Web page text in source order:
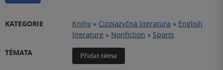
KATEGORIE Knihy » Cizojazyčná literatura » English
literature » Nonfiction » Sports
TÉMATA
Přidat téma